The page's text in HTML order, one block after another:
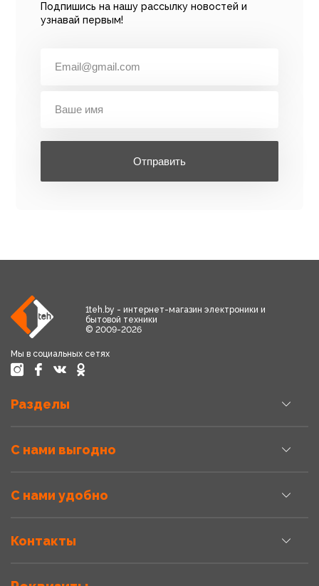
Подпишись на нашу рассылку новостей и
узнавай первым!
Отправить
1teh.by - интернет-магазин электроники и
бытовой техники
© 2009-2026
Мы в социальных сетях
Разделы
С нами выгодно
С нами удобно
Контакты